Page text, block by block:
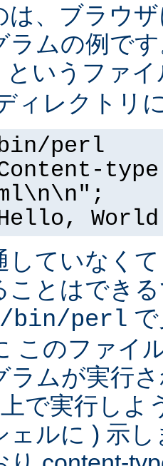
は、ブラウ
ラムの例で
というファ
ィレクトリ
perl
していなく
ことはでき
bin/perl
このファイ
ラムが実行
で実行しよ
ェルに ) 示